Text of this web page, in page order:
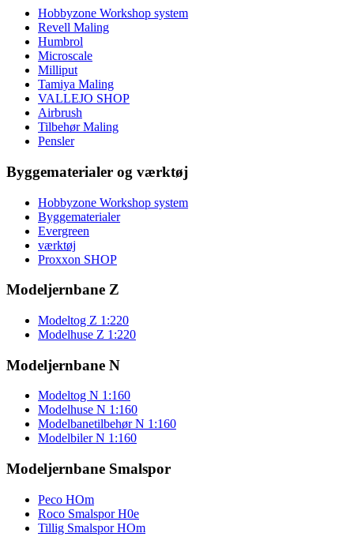
Hobbyzone Workshop system
Revell Maling
Humbrol
Microscale
Milliput
Tamiya Maling
VALLEJO SHOP
Airbrush
Tilbehør Maling
Pensler
Byggematerialer og værktøj
Hobbyzone Workshop system
Byggematerialer
Evergreen
værktøj
Proxxon SHOP
Modeljernbane Z
Modeltog Z 1:220
Modelhuse Z 1:220
Modeljernbane N
Modeltog N 1:160
Modelhuse N 1:160
Modelbanetilbehør N 1:160
Modelbiler N 1:160
Modeljernbane Smalspor
Peco HOm
Roco Smalspor H0e
Tillig Smalspor HOm